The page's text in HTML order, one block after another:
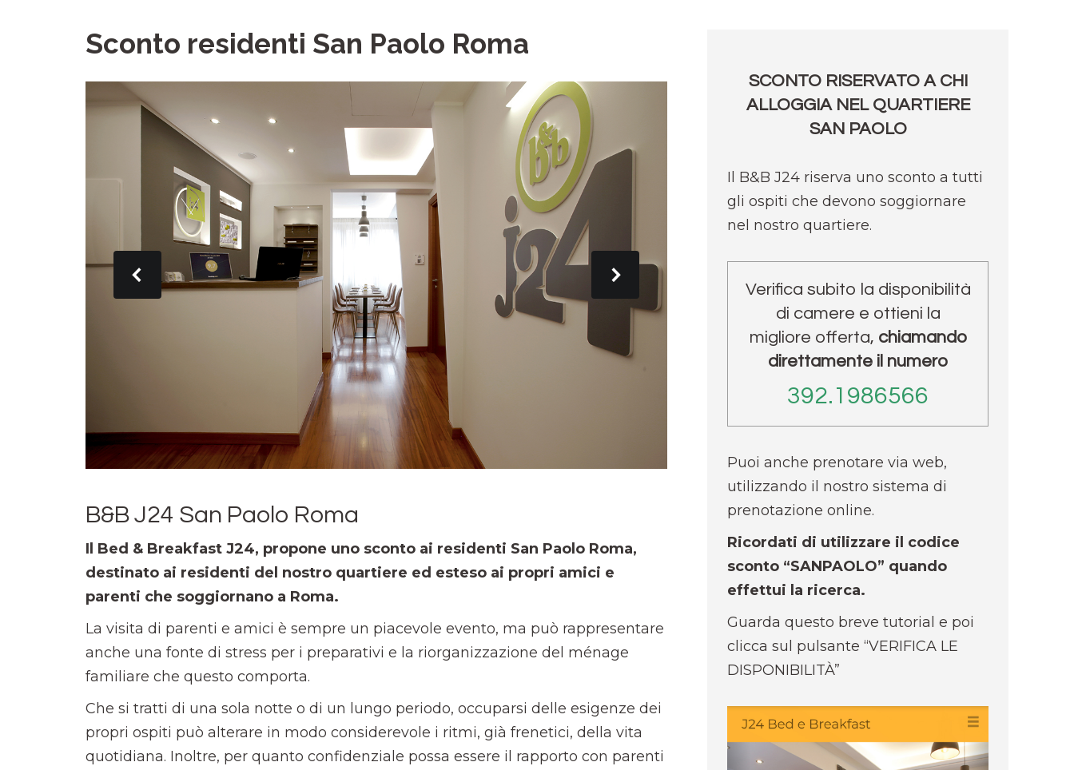
Sconto residenti San Paolo Roma
B&B J24 San Paolo Roma
Il Bed & Breakfast J24, propone uno sconto ai residenti San Paolo Roma,
destinato ai residenti del nostro quartiere ed esteso ai propri amici e
parenti che soggiornano a Roma.
La visita di parenti e amici è sempre un piacevole evento, ma può rappresentare
anche una fonte di stress per i preparativi e la riorganizzazione del ménage
familiare che questo comporta.
Che si tratti di una sola notte o di un lungo periodo, occuparsi delle esigenze dei
propri ospiti può alterare in modo considerevole i ritmi, già frenetici, della vita
quotidiana. Inoltre, per quanto confidenziale possa essere il rapporto con parenti
SCONTO RISERVATO A CHI
ALLOGGIA NEL QUARTIERE
SAN PAOLO
Il B&B J24 riserva uno sconto a tutti
gli ospiti che devono soggiornare
nel nostro quartiere.
Verifica subito la disponibilità
di camere e ottieni la
migliore offerta, chiamando
direttamente il numero
392.1986566
Puoi anche prenotare via web,
utilizzando il nostro sistema di
prenotazione online.
Ricordati di utilizzare il codice
sconto “SANPAOLO” quando
effettui la ricerca.
Guarda questo breve tutorial e poi
clicca sul pulsante “VERIFICA LE
DISPONIBILITÀ”